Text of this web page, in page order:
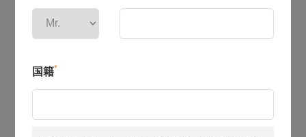
国籍*